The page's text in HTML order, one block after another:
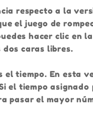
respecto a la
el juego de
hacer clic en
dos caras libres.
tiempo. En esta
el tiempo
pasar el mayor